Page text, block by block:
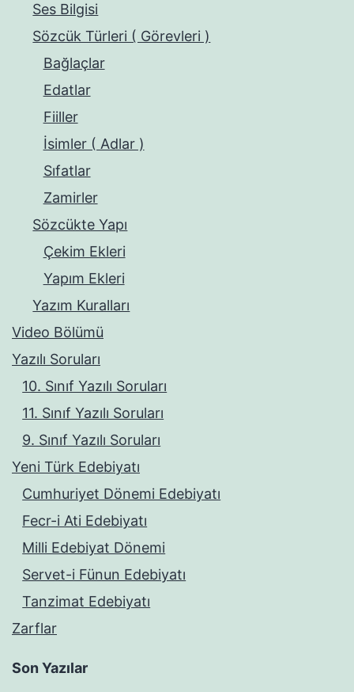
Ses Bilgisi
Sözcük Türleri ( Görevleri )
Bağlaçlar
Edatlar
Fiiller
İsimler ( Adlar )
Sıfatlar
Zamirler
Sözcükte Yapı
Çekim Ekleri
Yapım Ekleri
Yazım Kuralları
Video Bölümü
Yazılı Soruları
10. Sınıf Yazılı Soruları
11. Sınıf Yazılı Soruları
9. Sınıf Yazılı Soruları
Yeni Türk Edebiyatı
Cumhuriyet Dönemi Edebiyatı
Fecr-i Ati Edebiyatı
Milli Edebiyat Dönemi
Servet-i Fünun Edebiyatı
Tanzimat Edebiyatı
Zarflar
Son Yazılar